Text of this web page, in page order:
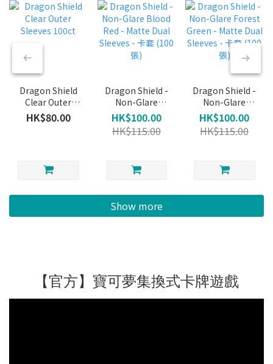
Dragon Shield
Clear Outer
Sleeves 100ct
HK$80.00
Dragon Shield -
Non-Glare
Blood Red -
Matte Dual
Sleeves - 卡套
HK$100.00
HK$115.00
Dragon Shield -
Non-Glare
Forest Green -
Matte Dual
Sleeves - 卡套
HK$100.00
HK$115.00
Show more
【官方】寶可夢集換式卡牌遊戲